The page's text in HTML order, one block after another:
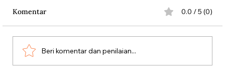
Kabinet Bayangan Tan Malaka
Komentar 0.0 / 5 (0)
Beri komentar dan penilaian...